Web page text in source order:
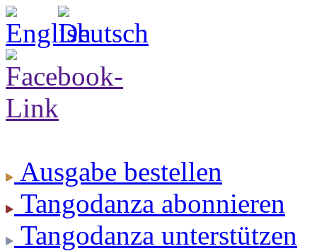
Ausgabe bestellen
Tangodanza abonnieren
Tangodanza unterstützen